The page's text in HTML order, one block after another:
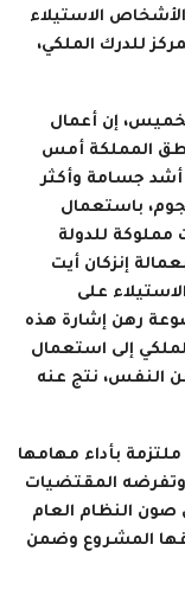
الاستيلاء
للدرك الملكي،
إن أعمال
المملكة أمس
أشد جسامة وأكثر
باستعمال
مملوكة للدولة
إنزكان أيت
على
رهن إشارة هذه
إلى استعمال
النفس، نتج عنه
بأداء مهامها
المقتضيات
صون النظام العام
المشروع وضمن